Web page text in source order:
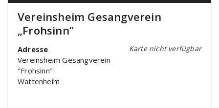
Vereinsheim Gesangverein
„Frohsinn“
Karte nicht verfügbar
Adresse
Vereinsheim Gesangverein
"Frohsinn"
Wattenheim